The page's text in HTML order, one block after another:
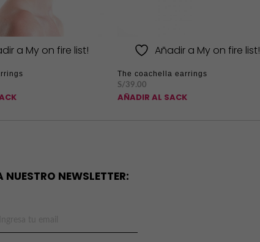
a My on fire list! Añadir a My on fire list!
The coachella earrings
S/39.00
AÑADIR AL SACK
NUESTRO NEWSLETTER: